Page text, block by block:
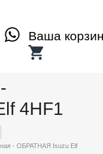
Ваша
4HF1
- ОБРАТНАЯ Isuzu Elf